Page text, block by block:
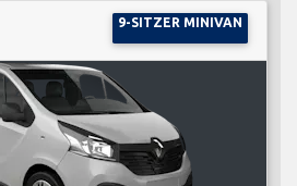
9-SITZER MINIVAN